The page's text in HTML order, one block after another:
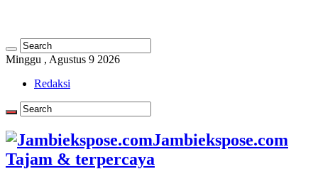
Minggu , Agustus 9 2026
Redaksi
Jambiekspose.com
Tajam & terpercaya